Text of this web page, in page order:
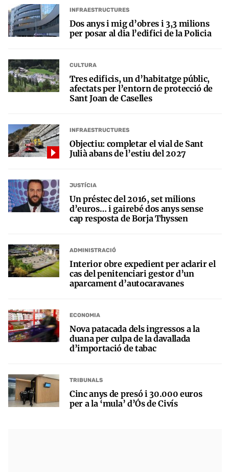
INFRAESTRUCTURES
Dos anys i mig d’obres i 3,3 milions
per posar al dia l’edifici de la Policia
CULTURA
Tres edificis, un d’habitatge públic,
afectats per l’entorn de protecció de
Sant Joan de Caselles
INFRAESTRUCTURES
Objectiu: completar el vial de Sant
Julià abans de l’estiu del 2027
JUSTÍCIA
Un préstec del 2016, set milions
d’euros… i gairebé dos anys sense
cap resposta de Borja Thyssen
ADMINISTRACIÓ
Interior obre expedient per aclarir el
cas del penitenciari gestor d’un
aparcament d’autocaravanes
ECONOMIA
Nova patacada dels ingressos a la
duana per culpa de la davallada
d’importació de tabac
TRIBUNALS
Cinc anys de presó i 30.000 euros
per a la ‘mula’ d’Ós de Civís